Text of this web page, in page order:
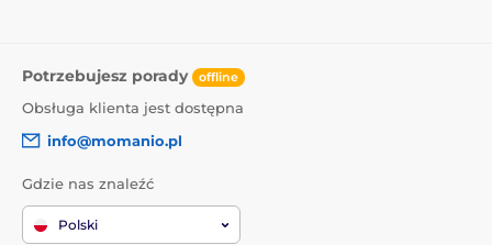
Potrzebujesz porady offline
Obsługa klienta jest dostępna
info@momanio.pl
Gdzie nas znaleźć
Polski